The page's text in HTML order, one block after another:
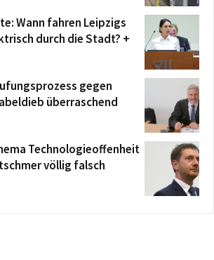
Wann fahren Leipzigs
durch die Stadt? +
gegen
überraschend
Technologieoffenheit
völlig falsch